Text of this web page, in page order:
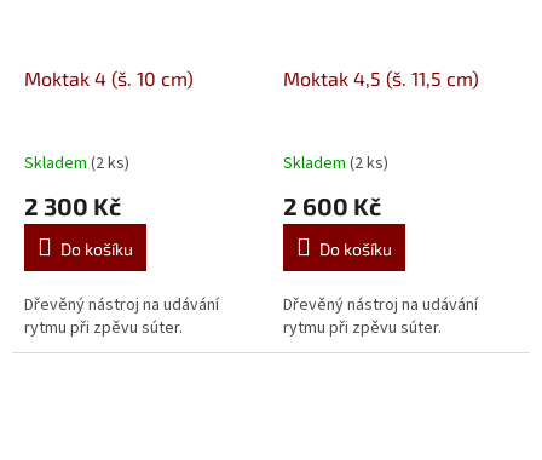
Moktak 4 (š. 10 cm)
Skladem (2 ks)
2 300 Kč
Do košíku
Dřevěný nástroj na udávání
rytmu při zpěvu súter.
Moktak 4,5 (š. 11,5 cm)
Skladem (2 ks)
2 600 Kč
Do košíku
Dřevěný nástroj na udávání
rytmu při zpěvu súter.